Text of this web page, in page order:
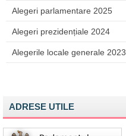
Alegeri parlamentare 2025
Alegeri prezidențiale 2024
Alegerile locale generale 2023
ADRESE UTILE